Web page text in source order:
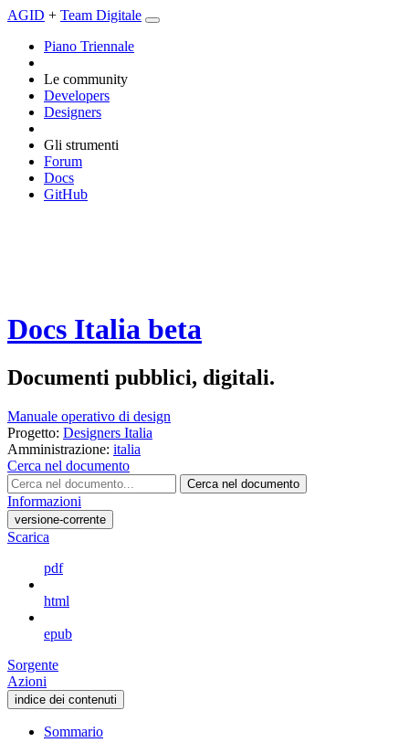
AGID + Team Digitale
Piano Triennale
Le community
Developers
Designers
Gli strumenti
Forum
Docs
GitHub
Docs Italia beta
Documenti pubblici, digitali.
Manuale operativo di design
Progetto: Designers Italia
Amministrazione: italia
Cerca nel documento
Cerca nel documento
Informazioni
versione-corrente
Scarica
pdf
html
epub
Sorgente
Azioni
indice dei contenuti
Sommario